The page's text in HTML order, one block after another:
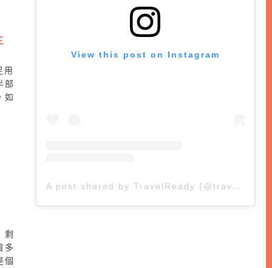
部
如
剩
多
個
View this post on Instagram
A post shared by TravelReady (@travelreadyhongkong)